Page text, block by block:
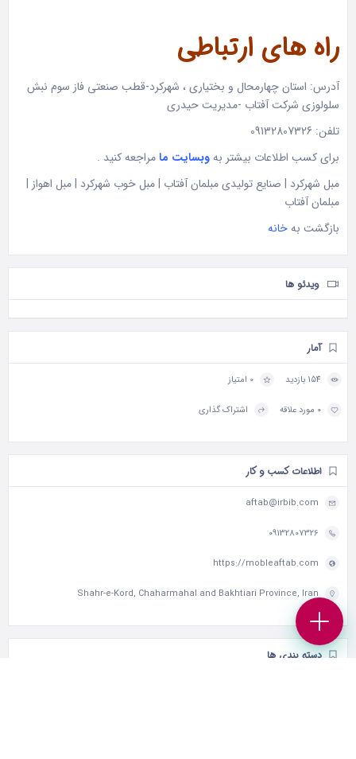
راه های ارتباطی
آدرس: استان چهارمحال و بختیاری ، شهرکرد-قطب صنعتی فاز سوم نبش
سلولوزی شرکت آفتاب -مدیریت حیدری
تلفن: 09132807326
برای کسب اطلاعات بیشتر بهوبسایت ما مراجعه کنید .
مبل شهرکرد | صنایع تولیدی مبلمان آفتاب | مبل خوب شهرکرد | مبل اهواز |
مبلمان آفتاب
بازگشت بهخانه
ویدئو ها
آمار
154 بازدید 0 امتیاز
0 مورد علاقه اشتراک گذاری
اطلاعات کسب و کار
aftab@irbib.com
09132807326
https://mobleaftab.com
Shahr-e-Kord, Chaharmahal and Bakhtiari Province, Iran
دسته بندی ها